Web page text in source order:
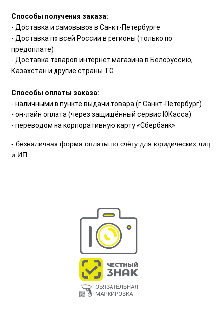
Способы получения заказа:
- Доставка и самовывоз в Санкт-Петербурге
- Доставка по всей России в регионы (только по
предоплате)
- Доставка товаров интернет магазина в Белоруссию,
Казахстан и другие страны ТС
Способы оплаты заказа:
- наличными в пункте выдачи товара (г.Санкт-Петербург)
- он-лайн оплата (через защищённый сервис ЮКасса)
- переводом на корпоративную карту «Сбербанк»
- безналичная форма оплаты по счёту для юридических лиц
и ИП